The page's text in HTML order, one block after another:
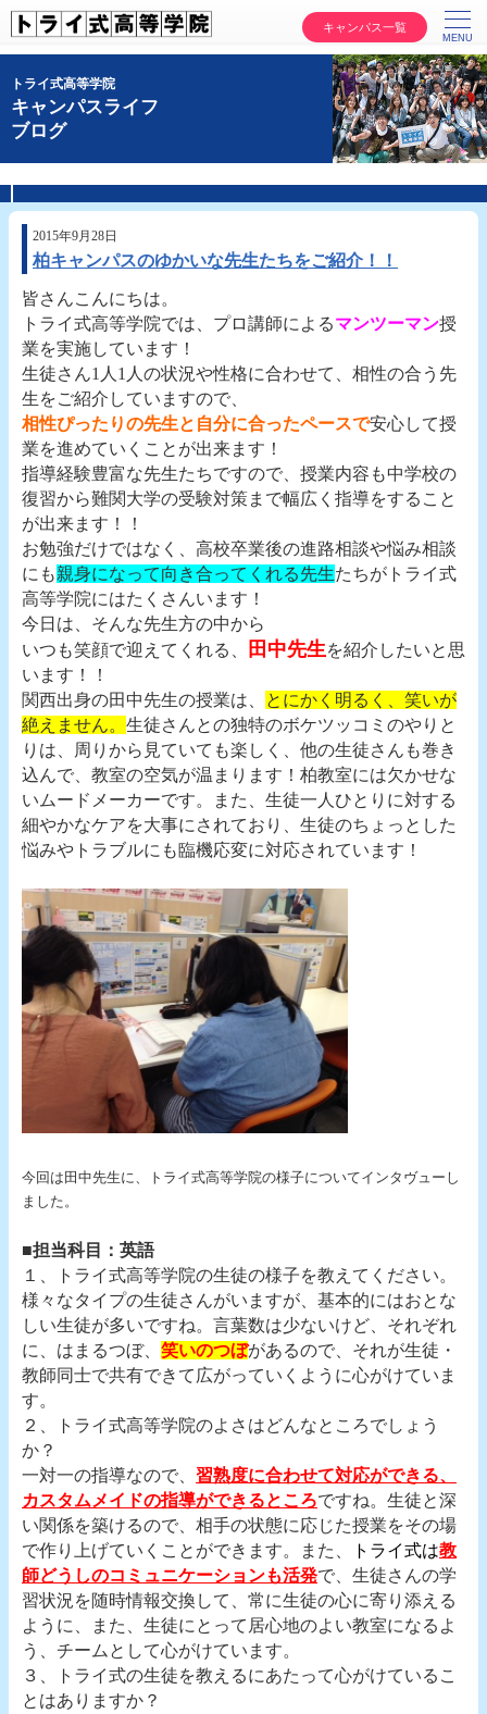
キャンパス一覧
トライ式高等学院
キャンパスライフ
ブログ
2015年9月28日
柏キャンパスのゆかいな先生たちをご紹介！！
皆さんこんにちは。
トライ式高等学院では、プロ講師によるマンツーマン授
業を実施しています！
生徒さん1人1人の状況や性格に合わせて、相性の合う先
生をご紹介していますので、
相性ぴったりの先生と自分に合ったペースで安心して授
業を進めていくことが出来ます！
指導経験豊富な先生たちですので、授業内容も中学校の
復習から難関大学の受験対策まで幅広く指導をすること
が出来ます！！
お勉強だけではなく、高校卒業後の進路相談や悩み相談
にも親身になって向き合ってくれる先生たちがトライ式
高等学院にはたくさんいます！
今日は、そんな先生方の中から
いつも笑顔で迎えてくれる、
田中先生を紹介したいと思
います！！
関西出身の田中先生の授業は、
とにかく明るく、笑いが
絶えません。 生徒さんとの独特のボケツッコミのやりと
りは、周りから見ていても楽しく、他の生徒さんも巻き
込んで、教室の空気が温まります！柏教室には欠かせな
いムードメーカーです。また、生徒一人ひとりに対する
細やかなケアを大事にされており、生徒のちょっとした
悩みやトラブルにも臨機応変に対応されています！
今回は田中先生に、トライ式高等学院の様子についてインタヴューし
ました。
■担当科目：英語
１、トライ式高等学院の生徒の様子を教えてください。
様々なタイプの生徒さんがいますが、基本的にはおとな
しい生徒が多いですね。言葉数は少ないけど、それぞれ
に、はまるつぼ、 笑いのつぼがあるので、それが生徒・
教師同士で共有できて広がっていくように心がけていま
す。
２、トライ式高等学院のよさはどんなところでしょう
か？
一対一の指導なので、 習熟度に合わせて対応ができる、
カスタムメイドの指導ができるところですね。生徒と深
い関係を築けるので、相手の状態に応じた授業をその場
で作り上げていくことができます。また、
トライ式は教
師どうしのコミュニケーションも活発で、生徒さんの学
習状況を随時情報交換して、常に生徒の心に寄り添える
ように、また、生徒にとって居心地のよい教室になるよ
う、チームとして心がけています。
３、トライ式の生徒を教えるにあたって心がけているこ
とはありますか？